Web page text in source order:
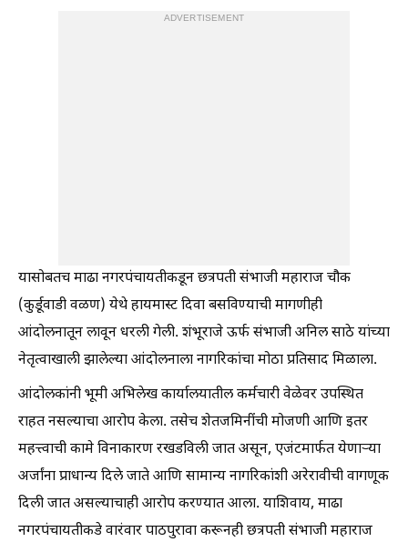
ADVERTISEMENT
यासोबतच माढा नगरपंचायतीकडून छत्रपती संभाजी महाराज चौक
(कुर्डूवाडी वळण) येथे हायमास्ट दिवा बसविण्याची मागणीही
आंदोलनातून लावून धरली गेली. शंभूराजे ऊर्फ संभाजी अनिल साठे यांच्या
नेतृत्वाखाली झालेल्या आंदोलनाला नागरिकांचा मोठा प्रतिसाद मिळाला.
आंदोलकांनी भूमी अभिलेख कार्यालयातील कर्मचारी वेळेवर उपस्थित
राहत नसल्याचा आरोप केला. तसेच शेतजमिनींची मोजणी आणि इतर
महत्त्वाची कामे विनाकारण रखडविली जात असून, एजंटमार्फत येणाऱ्या
अर्जांना प्राधान्य दिले जाते आणि सामान्य नागरिकांशी अरेरावीची वागणूक
दिली जात असल्याचाही आरोप करण्यात आला. याशिवाय, माढा
नगरपंचायतीकडे वारंवार पाठपुरावा करूनही छत्रपती संभाजी महाराज